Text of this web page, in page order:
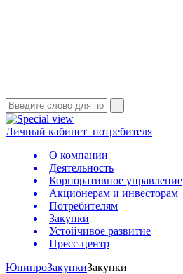
Личный кабинет потребителя
О компании
Деятельность
Корпоративное управление
Акционерам и инвесторам
Потребителям
Закупки
Устойчивое развитие
Пресс-центр
ЮнипроЗакупкиЗакупки